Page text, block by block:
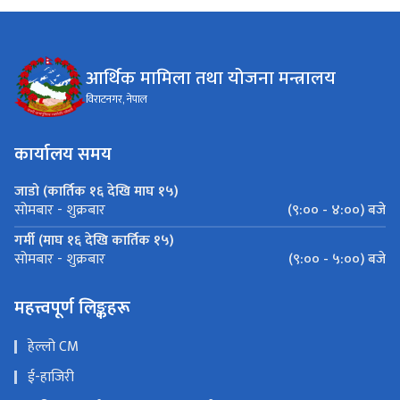
आर्थिक मामिला तथा योजना मन्त्रालय
विराटनगर, नेपाल
कार्यालय समय
जाडो (कार्तिक १६ देखि माघ १५)
सोमबार - शुक्रबार
(९:०० - ४:००) बजे
गर्मी (माघ १६ देखि कार्तिक १५)
सोमबार - शुक्रबार (९:०० - ५:००) बजे
महत्त्वपूर्ण लिङ्कहरू
हेल्लो CM
ई-हाजिरी